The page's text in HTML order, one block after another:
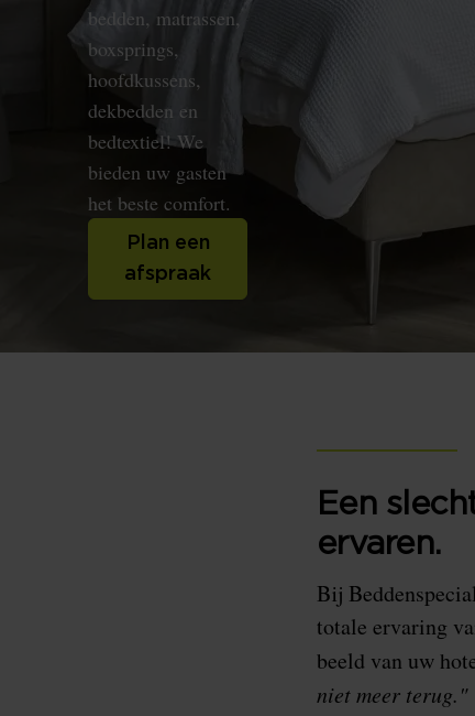
bedden, matrassen,
boxsprings,
hoofdkussens,
dekbedden en
bedtextiel! We
bieden uw gasten
het beste comfort.
Plan een
afspraak
Een
ervaren.
Bij
totale ervaring
beeld van uw
niet meer terug."